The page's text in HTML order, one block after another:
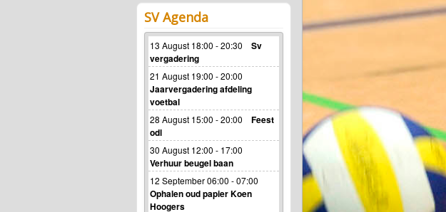
SV Agenda
13 August 18:00 - 20:30
Sv
vergadering
21 August 19:00 - 20:00
Jaarvergadering afdeling
voetbal
28 August 15:00 - 20:00
Feest
odl
30 August 12:00 - 17:00
Verhuur beugel baan
12 September 06:00 - 07:00
Ophalen oud papier Koen
Hoogers